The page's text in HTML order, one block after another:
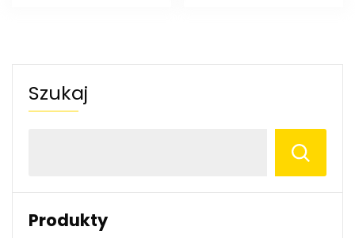
Szukaj
Produkty